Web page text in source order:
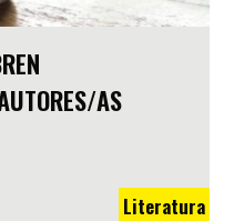
AS
Literatura